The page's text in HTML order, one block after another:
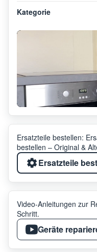
Kategorie
Ersatzteile bestellen:
bestellen – Original &
Ersatzteile
Video-Anleitungen zur
Schritt.
Geräte